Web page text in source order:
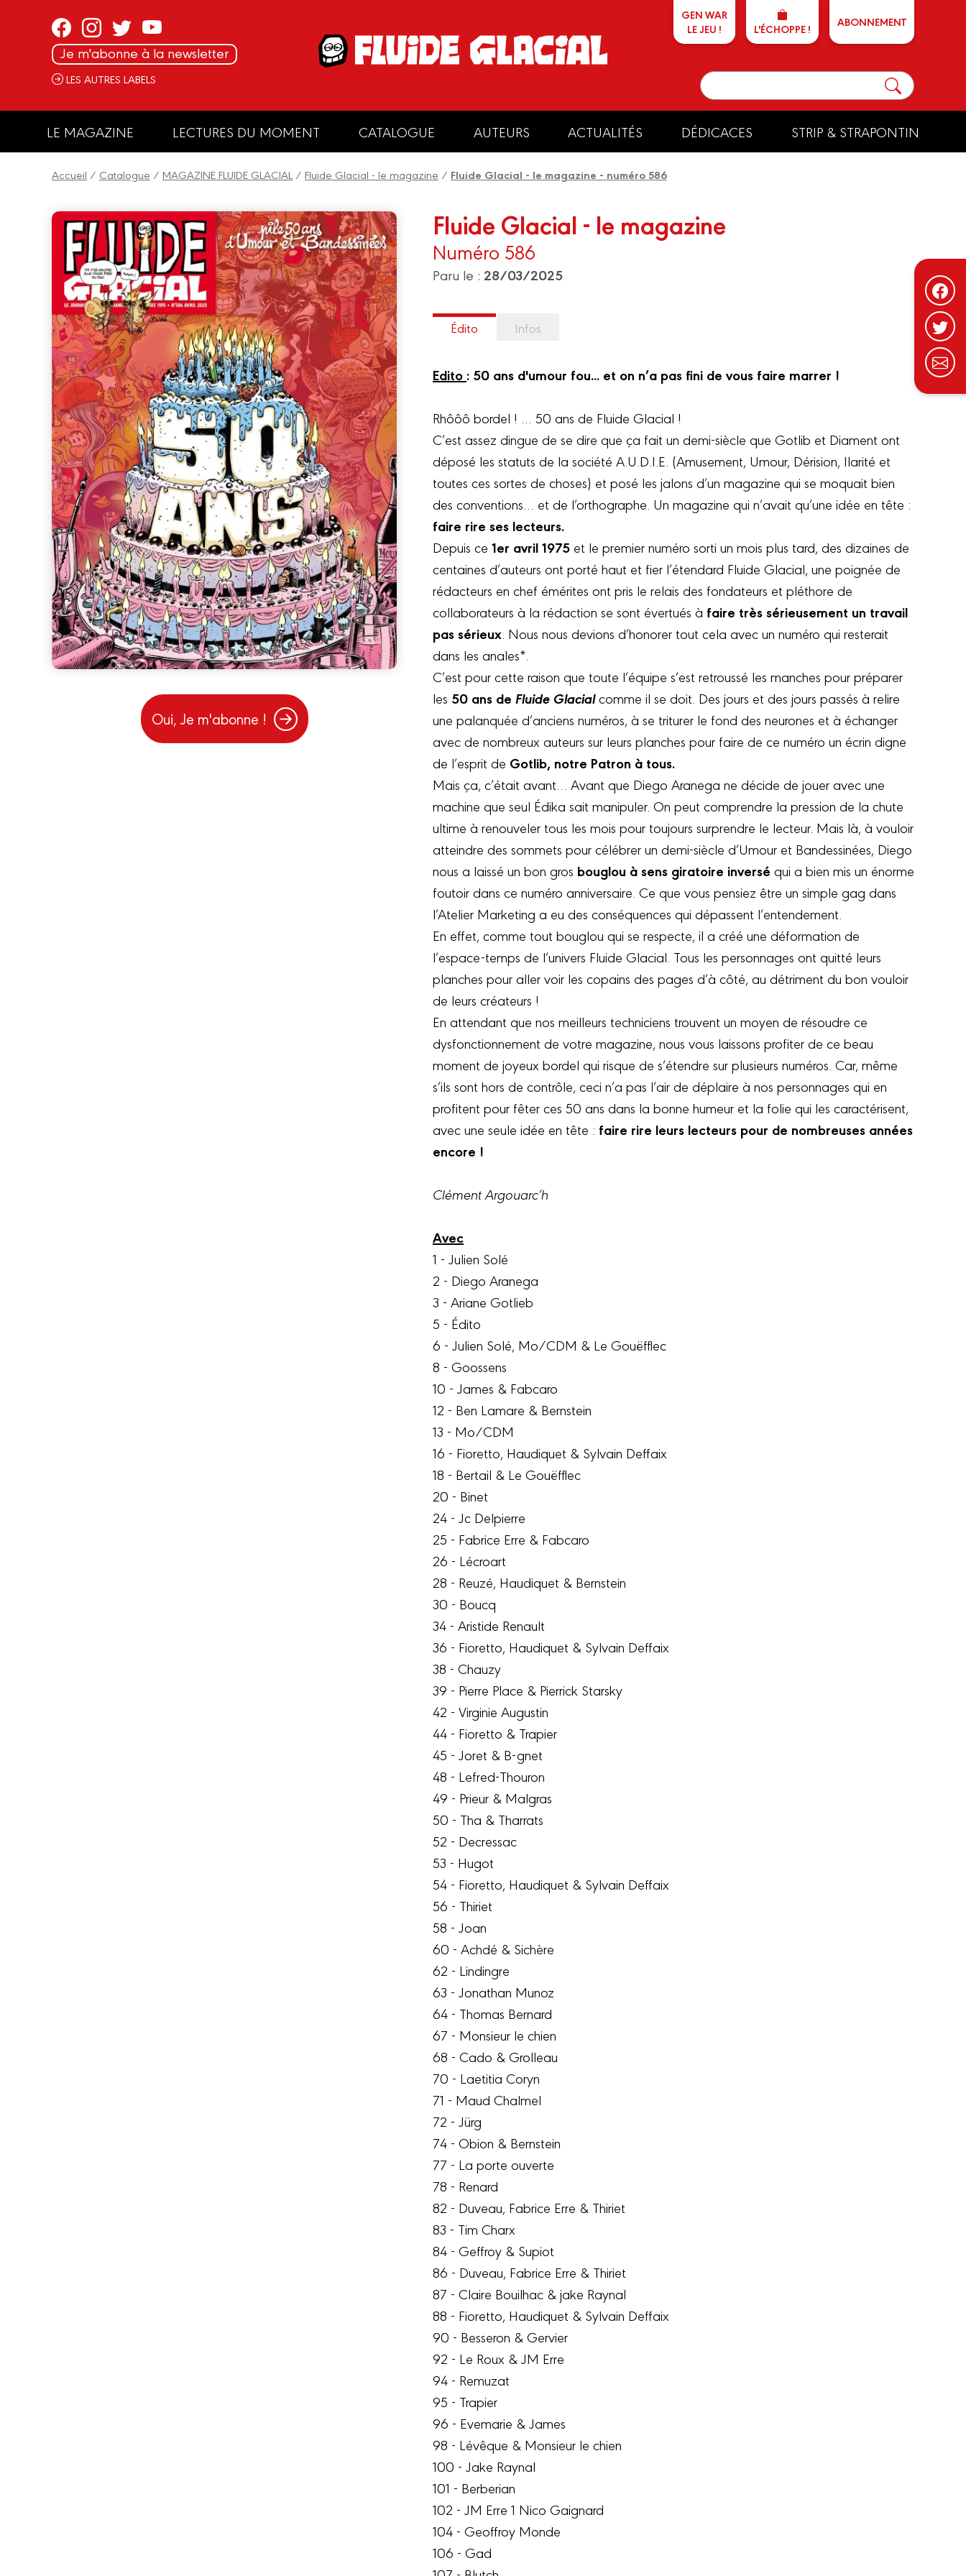
Je m'abonne à la newsletter
LES AUTRES LABELS
GEN WAR
LE JEU !
L'ÉCHOPPE ! ABONNEMENT
LE MAGAZINE LECTURES DU MOMENT CATALOGUE AUTEURS ACTUALITÉS DÉDICACES STRIP & STRAPONTIN
Accueil / Catalogue / MAGAZINE FLUIDE GLACIAL / Fluide Glacial - le magazine / Fluide Glacial - le magazine - numéro 586
Oui, Je m'abonne !
Fluide Glacial - le magazine
Numéro 586
Paru le : 28/03/2025
Édito Infos
Edito : 50 ans d'umour fou... et on n’a pas fini de vous faire marrer !
Rhôôô bordel ! … 50 ans de Fluide Glacial !
C’est assez dingue de se dire que ça fait un demi-siècle que Gotlib et Diament ont
déposé les statuts de la société A.U.D.I.E. (Amusement, Umour, Dérision, Ilarité et
toutes ces sortes de choses) et posé les jalons d’un magazine qui se moquait bien
des conventions… et de l’orthographe. Un magazine qui n’avait qu’une idée en tête :
faire rire ses lecteurs.
Depuis ce 1er avril 1975 et le premier numéro sorti un mois plus tard, des dizaines de
centaines d’auteurs ont porté haut et fier l’étendard Fluide Glacial, une poignée de
rédacteurs en chef émérites ont pris le relais des fondateurs et pléthore de
collaborateurs à la rédaction se sont évertués à faire très sérieusement un travail
pas sérieux . Nous nous devions d’honorer tout cela avec un numéro qui resterait
dans les anales*.
C’est pour cette raison que toute l’équipe s’est retroussé les manches pour préparer
les 50 ans de Fluide Glacialcomme il se doit. Des jours et des jours passés à relire
une palanquée d’anciens numéros, à se triturer le fond des neurones et à échanger
avec de nombreux auteurs sur leurs planches pour faire de ce numéro un écrin digne
de l’esprit de Gotlib, notre Patron à tous.
Mais ça, c’était avant… Avant que Diego Aranega ne décide de jouer avec une
machine que seul Édika sait manipuler. On peut comprendre la pression de la chute
ultime à renouveler tous les mois pour toujours surprendre le lecteur. Mais là, à vouloir
atteindre des sommets pour célébrer un demi-siècle d’Umour et Bandessinées, Diego
nous a laissé un bon gros bouglou à sens giratoire inversé qui a bien mis un énorme
foutoir dans ce numéro anniversaire. Ce que vous pensiez être un simple gag dans
l’Atelier Marketing a eu des conséquences qui dépassent l’entendement.
En effet, comme tout bouglou qui se respecte, il a créé une déformation de
l’espace-temps de l’univers Fluide Glacial. Tous les personnages ont quitté leurs
planches pour aller voir les copains des pages d’à côté, au détriment du bon vouloir
de leurs créateurs !
En attendant que nos meilleurs techniciens trouvent un moyen de résoudre ce
dysfonctionnement de votre magazine, nous vous laissons profiter de ce beau
moment de joyeux bordel qui risque de s’étendre sur plusieurs numéros. Car, même
s’ils sont hors de contrôle, ceci n’a pas l’air de déplaire à nos personnages qui en
profitent pour fêter ces 50 ans dans la bonne humeur et la folie qui les caractérisent,
avec une seule idée en tête : faire rire leurs lecteurs pour de nombreuses années
encore !
Clément Argouarc’h
Avec
1 - Julien Solé
2 - Diego Aranega
3 - Ariane Gotlieb
5 - Édito
6 - Julien Solé, Mo/CDM & Le Gouëfflec
8 - Goossens
10 - James & Fabcaro
12 - Ben Lamare & Bernstein
13 - Mo/CDM
16 - Fioretto, Haudiquet & Sylvain Deffaix
18 - Bertail & Le Gouëfflec
20 - Binet
24 - Jc Delpierre
25 - Fabrice Erre & Fabcaro
26 - Lécroart
28 - Reuzé, Haudiquet & Bernstein
30 - Boucq
34 - Aristide Renault
36 - Fioretto, Haudiquet & Sylvain Deffaix
38 - Chauzy
39 - Pierre Place & Pierrick Starsky
42 - Virginie Augustin
44 - Fioretto & Trapier
45 - Joret & B-gnet
48 - Lefred-Thouron
49 - Prieur & Malgras
50 - Tha & Tharrats
52 - Decressac
53 - Hugot
54 - Fioretto, Haudiquet & Sylvain Deffaix
56 - Thiriet
58 - Joan
60 - Achdé & Sichère
62 - Lindingre
63 - Jonathan Munoz
64 - Thomas Bernard
67 - Monsieur le chien
68 - Cado & Grolleau
70 - Laetitia Coryn
71 - Maud Chalmel
72 - Jürg
74 - Obion & Bernstein
77 - La porte ouverte
78 - Renard
82 - Duveau, Fabrice Erre & Thiriet
83 - Tim Charx
84 - Geffroy & Supiot
86 - Duveau, Fabrice Erre & Thiriet
87 - Claire Bouilhac & jake Raynal
88 - Fioretto, Haudiquet & Sylvain Deffaix
90 - Besseron & Gervier
92 - Le Roux & JM Erre
94 - Remuzat
95 - Trapier
96 - Evemarie & James
98 - Lévêque & Monsieur le chien
100 - Jake Raynal
101 - Berberian
102 - JM Erre 1 Nico Gaignard
104 - Geoffroy Monde
106 - Gad